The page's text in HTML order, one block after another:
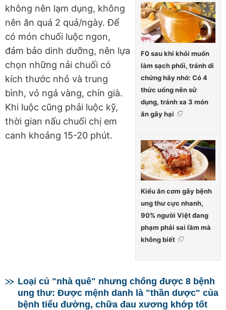
F0 sau khi khỏi muốn
làm sạch phổi, tránh di
chứng hãy nhớ: Có 4
thức uống nên sử
dụng, tránh xa 3 món
ăn gây hại
Kiểu ăn cơm gây bệnh
ung thư cực nhanh,
90% người Việt đang
phạm phải sai lầm mà
không biết
không nên lạm dụng, không
nên ăn quá 2 quả/ngày. Để
có món chuối luộc ngon,
đảm bảo dinh dưỡng, nên lựa
chọn những nải chuối có
kích thước nhỏ và trung
bình, vỏ ngả vàng, chín già.
Khi luộc cũng phải luộc kỹ,
thời gian nấu chuối chị em
canh khoảng 15-20 phút.
Loại củ "nhà quê" nhưng chống được 8 bệnh
ung thư: Được mệnh danh là "thần dược" của
bệnh tiểu đường, chữa đau xương khớp tốt